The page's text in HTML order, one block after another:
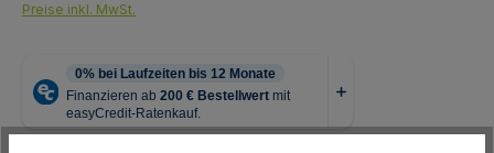
Preise inkl. MwSt.